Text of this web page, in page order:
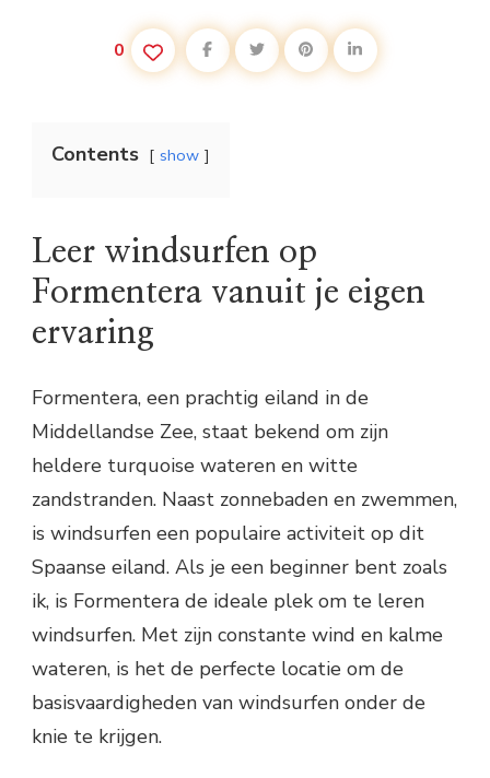
0
Contents show
Leer windsurfen op
Formentera vanuit je eigen
ervaring
Formentera, een prachtig eiland in de
Middellandse Zee, staat bekend om zijn
heldere turquoise wateren en witte
zandstranden. Naast zonnebaden en zwemmen,
is windsurfen een populaire activiteit op dit
Spaanse eiland. Als je een beginner bent zoals
ik, is Formentera de ideale plek om te leren
windsurfen. Met zijn constante wind en kalme
wateren, is het de perfecte locatie om de
basisvaardigheden van windsurfen onder de
knie te krijgen.